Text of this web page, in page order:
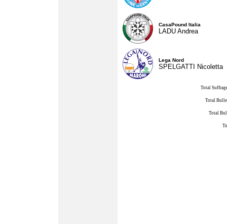
CasaPound Italia
LADU Andrea
Lega Nord
SPELGATTI Nicoletta
Total
Total
Total